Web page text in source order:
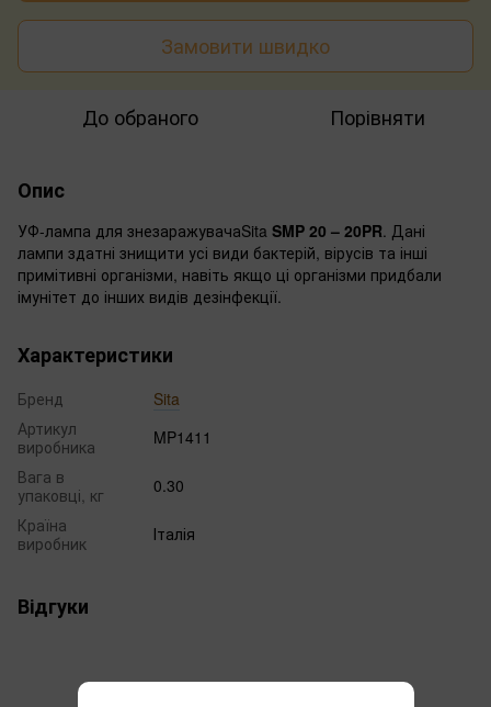
Замовити швидко
До обраного Порівняти
Опис
УФ-лампа для знезаражувачаSita SMP 20 – 20PR. Дані
лампи здатні знищити усі види бактерій, вірусів та інші
примітивні організми, навіть якщо ці організми придбали
імунітет до інших видів дезінфекції.
Характеристики
Бренд
Sita
Артикул
виробника
MP1411
Вага в
упаковці, кг
0.30
Країна
виробник
Італія
Відгуки